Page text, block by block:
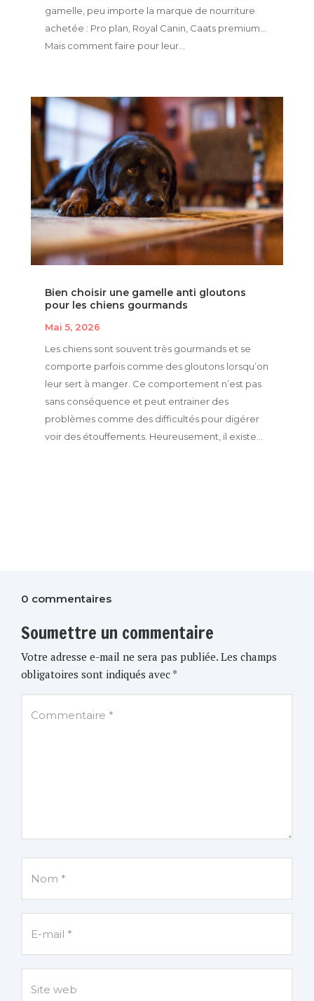
gamelle, peu importe la marque de nourriture
achetée : Pro plan, Royal Canin, Caats premium…
Mais comment faire pour leur...
Bien choisir une gamelle anti gloutons
pour les chiens gourmands
Mai 5, 2026
Les chiens sont souvent très gourmands et se
comporte parfois comme des gloutons lorsqu’on
leur sert à manger. Ce comportement n’est pas
sans conséquence et peut entrainer des
problèmes comme des difficultés pour digérer
voir des étouffements. Heureusement, il existe...
0 commentaires
Soumettre un commentaire
Votre adresse e-mail ne sera pas publiée. Les champs
obligatoires sont indiqués avec *